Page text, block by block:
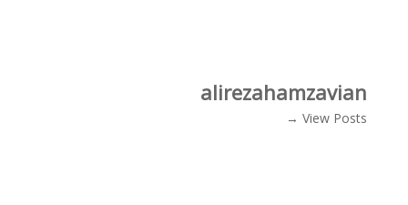
alirezahamzavian
View Posts →